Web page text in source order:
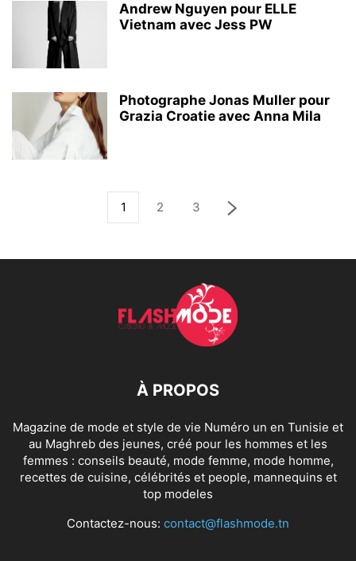
Andrew Nguyen pour ELLE
Vietnam avec Jess PW
Photographe Jonas Muller pour
Grazia Croatie avec Anna Mila
1 2 3
À PROPOS
Magazine de mode et style de vie Numéro un en Tunisie et
au Maghreb des jeunes, créé pour les hommes et les
femmes : conseils beauté, mode femme, mode homme,
recettes de cuisine, célébrités et people, mannequins et
top modeles
Contactez-nous: contact@flashmode.tn